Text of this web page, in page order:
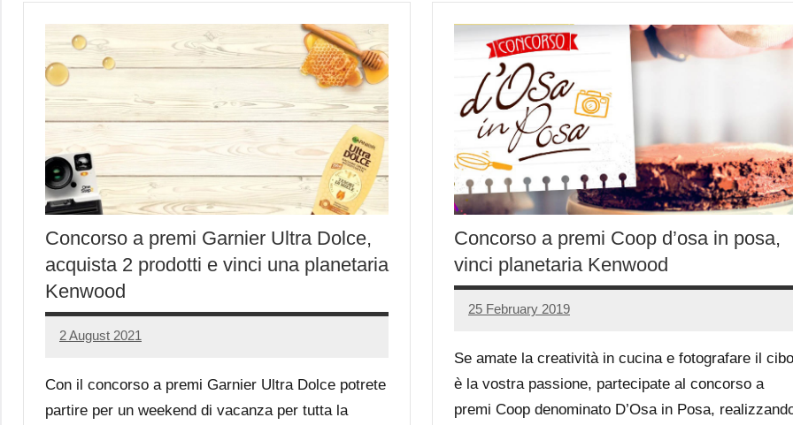
Concorso a premi Garnier Ultra Dolce,
acquista 2 prodotti e vinci una planetaria
Kenwood
2 August 2021
Luca
No
Con il concorso a premi Garnier Ultra Dolce potrete
partire per un weekend di vacanza per tutta la
Concorso a premi Coop d’osa in posa,
vinci planetaria Kenwood
25 February 2019
Luca
No
Se amate la creatività in cucina e fotografare il cibo
è la vostra passione, partecipate al concorso a
premi Coop denominato D’Osa in Posa,